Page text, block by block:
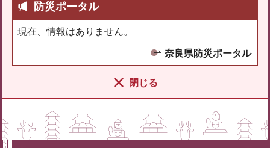
防災ポータル
現在、情報はありません。
奈良県防災ポータル
閉じる